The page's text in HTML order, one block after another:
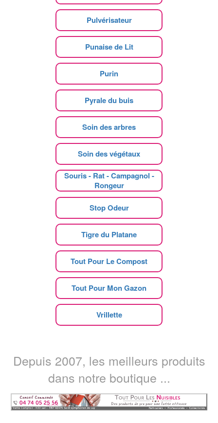
Pulvérisateur
Punaise de Lit
Purin
Pyrale du buis
Soin des arbres
Soin des végétaux
Souris - Rat - Campagnol -
Rongeur
Stop Odeur
Tigre du Platane
Tout Pour Le Compost
Tout Pour Mon Gazon
Vrillette
Depuis 2007, les meilleurs produits
dans notre boutique ...